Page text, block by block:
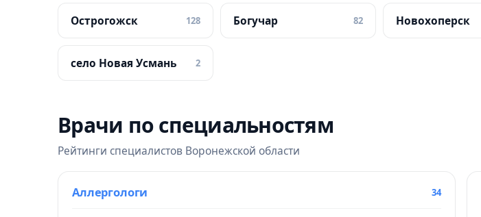
Острогожск 128 Богучар 82 Новохоперск
село Новая Усмань 2
Врачи по специальностям
Рейтинги специалистов Воронежской области
Аллергологи 34